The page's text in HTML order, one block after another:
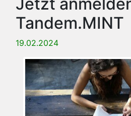
Tandem.MINT
19.02.2024